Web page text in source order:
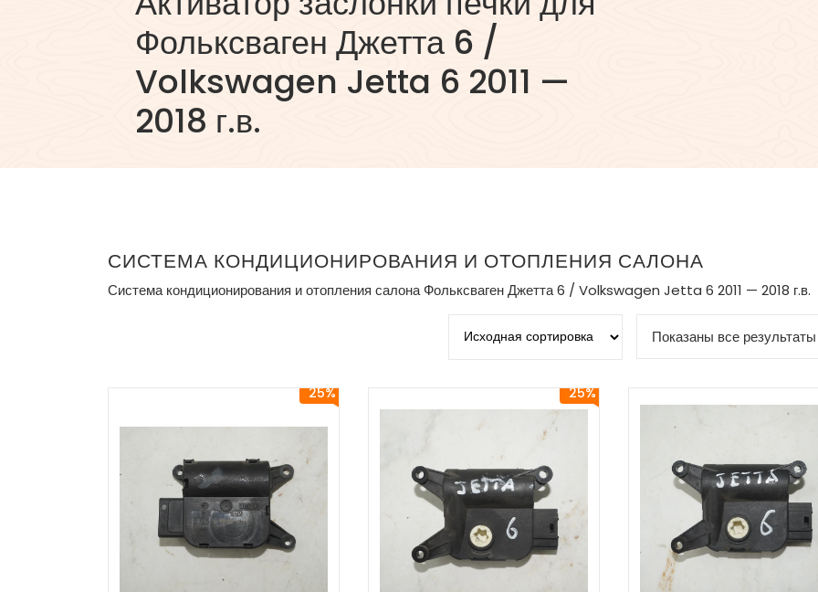
Фольксваген Джетта 6 /
Volkswagen Jetta 6 2011 —
2018 г.в.
СИСТЕМА КОНДИЦИОНИРОВАНИЯ И ОТОПЛЕНИЯ САЛОНА
Система кондиционирования и отопления салона Фольксваген Джетта 6 / Volkswagen Jetta 6 2011 — 2018 г.в.
Показаны все
25% 25%